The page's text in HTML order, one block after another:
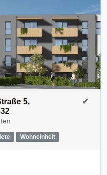
5,
Wohneinheit
✔